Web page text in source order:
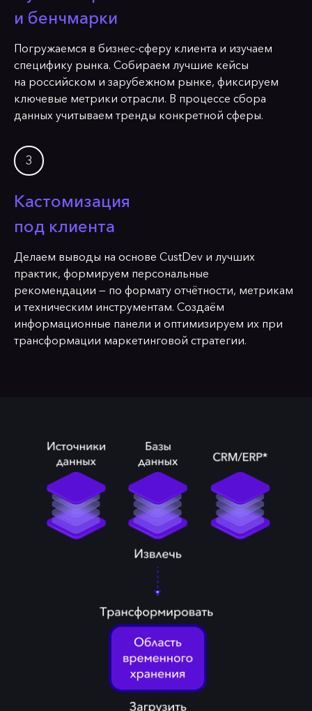
и бенчмарки
Погружаемся в бизнес-сферу клиента и изучаем
специфику рынка. Собираем лучшие кейсы
на российском и зарубежном рынке, фиксируем
ключевые метрики отрасли. В процессе сбора
данных учитываем тренды конкретной сферы.
Кастомизация
под клиента
Делаем выводы на основе CustDev и лучших
практик, формируем персональные
рекомендации — по формату отчётности, метрикам
и техническим инструментам. Создаём
информационные панели и оптимизируем их при
трансформации маркетинговой стратегии.